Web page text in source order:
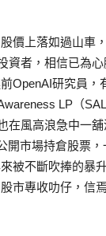
價上落如過山車
資者，相信已為
OpenAI研究員，
LP（
在風高浪急中一
開市場持倉股票
被不斷吹捧的暴
市專收叻仔，信